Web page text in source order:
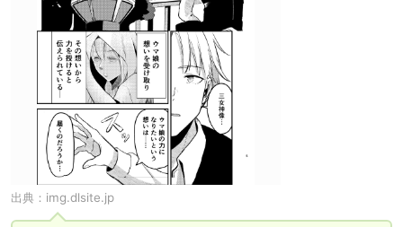
出典： img.dlsite.jp